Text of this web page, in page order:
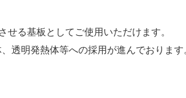
る基板としてご使用いただけます。
透明発熱体等への採用が進んでおります